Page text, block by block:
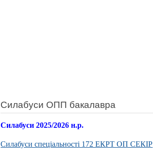
Силабуси ОПП бакалавра
Силабуси 2025/2026 н.р.
Силабуси спеціальності 172 ЕКРТ ОП СЕКІР